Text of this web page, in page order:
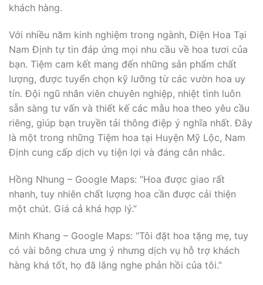
khách hàng.
Với nhiều năm kinh nghiệm trong ngành, Điện Hoa Tại
Nam Định tự tin đáp ứng mọi nhu cầu về hoa tươi của
bạn. Tiệm cam kết mang đến những sản phẩm chất
lượng, được tuyển chọn kỹ lưỡng từ các vườn hoa uy
tín. Đội ngũ nhân viên chuyên nghiệp, nhiệt tình luôn
sẵn sàng tư vấn và thiết kế các mẫu hoa theo yêu cầu
riêng, giúp bạn truyền tải thông điệp ý nghĩa nhất. Đây
là một trong những Tiệm hoa tại Huyện Mỹ Lộc, Nam
Định cung cấp dịch vụ tiện lợi và đáng cân nhắc.
Hồng Nhung – Google Maps: “Hoa được giao rất
nhanh, tuy nhiên chất lượng hoa cần được cải thiện
một chút. Giá cả khá hợp lý.”
Minh Khang – Google Maps: “Tôi đặt hoa tặng mẹ, tuy
có vài bông chưa ưng ý nhưng dịch vụ hỗ trợ khách
hàng khá tốt, họ đã lắng nghe phản hồi của tôi.”